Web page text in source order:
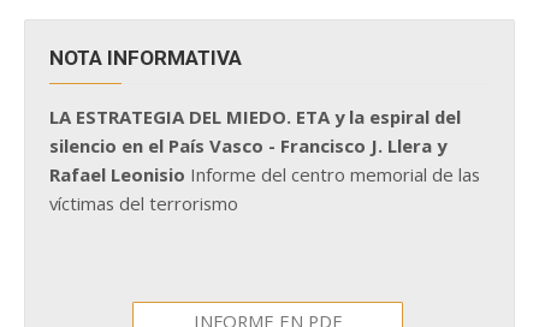
NOTA INFORMATIVA
LA ESTRATEGIA DEL MIEDO. ETA y la espiral del
silencio en el País Vasco - Francisco J. Llera y
Rafael Leonisio Informe del centro memorial de las
víctimas del terrorismo
INFORME EN PDF